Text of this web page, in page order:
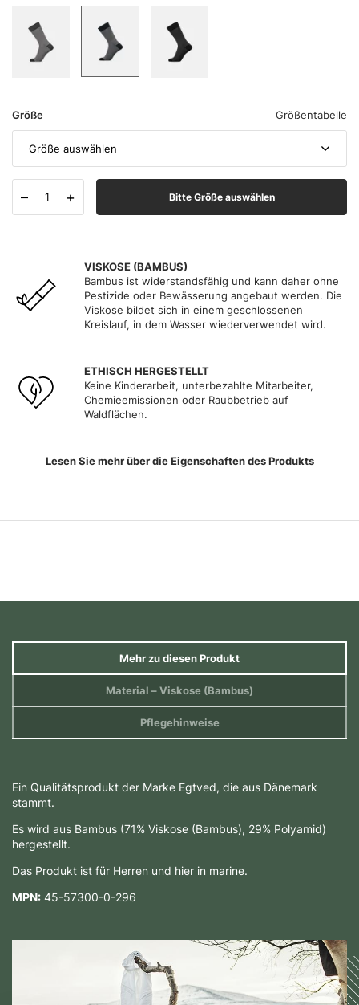
Größe Größentabelle
Größe auswählen
– + Bitte Größe auswählen
VISKOSE (BAMBUS)
Bambus ist widerstandsfähig und kann daher ohne
Pestizide oder Bewässerung angebaut werden. Die
Viskose bildet sich in einem geschlossenen
Kreislauf, in dem Wasser wiederverwendet wird.
ETHISCH HERGESTELLT
Keine Kinderarbeit, unterbezahlte Mitarbeiter,
Chemieemissionen oder Raubbetrieb auf
Waldflächen.
Lesen Sie mehr über die Eigenschaften des Produkts
Mehr zu diesen Produkt
Material – Viskose (Bambus)
Pflegehinweise
Ein Qualitätsprodukt der Marke Egtved, die aus Dänemark
stammt.
Es wird aus Bambus (71% Viskose (Bambus), 29% Polyamid)
hergestellt.
Das Produkt ist für Herren und hier in marine.
MPN: 45-57300-0-296